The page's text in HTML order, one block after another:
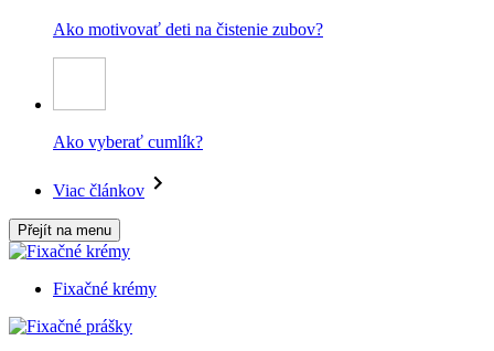
Ako motivovať deti na čistenie zubov?
Ako vyberať cumlík?
Viac článkov
Přejít na menu
Fixačné krémy